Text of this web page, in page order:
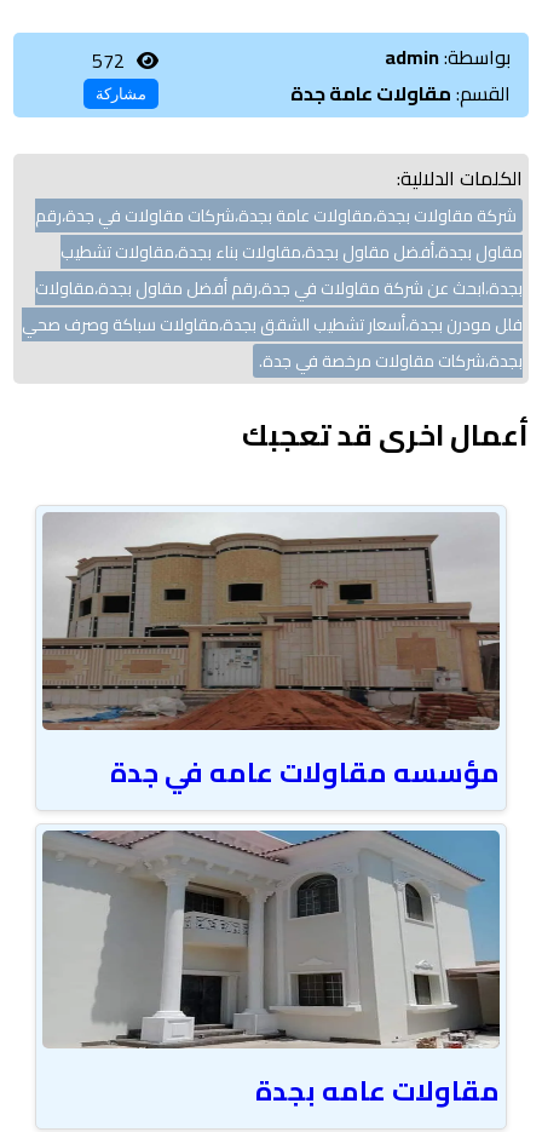
بواسطة:admin
القسم:مقاولات عامة جدة
572
مشاركة
الكلمات الدلالية:
شركة مقاولات بجدة،مقاولات عامة بجدة،شركات مقاولات في جدة،رقم
مقاول بجدة،أفضل مقاول بجدة،مقاولات بناء بجدة،مقاولات تشطيب
بجدة،ابحث عن شركة مقاولات في جدة،رقم أفضل مقاول بجدة،مقاولات
فلل مودرن بجدة،أسعار تشطيب الشقق بجدة،مقاولات سباكة وصرف صحي
بجدة،شركات مقاولات مرخصة في جدة.
أعمال اخرى قد تعجبك
مؤسسه مقاولات عامه في جدة
مقاولات عامه بجدة